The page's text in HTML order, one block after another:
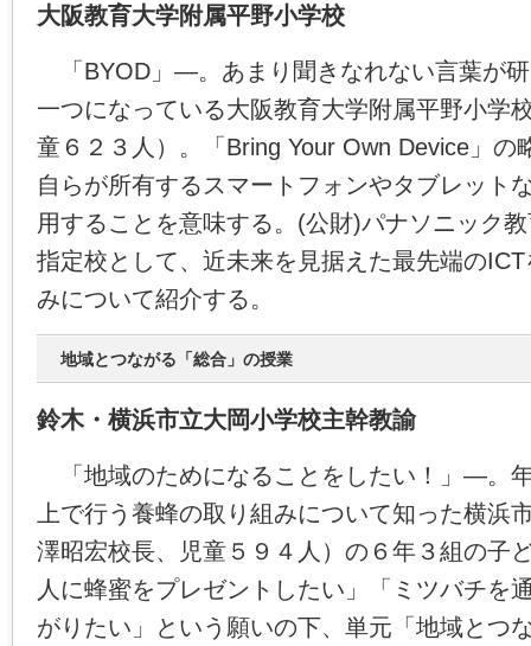
大阪教育大学附属平野小学校
「BYOD」―。あまり聞きなれない言葉が
一つになっている大阪教育大学附属平野小学
童６２３人）。「Bring Your Own Device」の
自らが所有するスマートフォンやタブレット
用することを意味する。(公財)パナソニック
指定校として、近未来を見据えた最先端の
みについて紹介する。
地域とつながる「総合」の授業
鈴木・横浜市立大岡小学校主幹教諭
「地域のためになることをしたい！」―。
上で行う養蜂の取り組みについて知った横浜
澤昭宏校長、児童５９４人）の６年３組の子
人に蜂蜜をプレゼントしたい」「ミツバチを
がりたい」という願いの下、単元「地域と